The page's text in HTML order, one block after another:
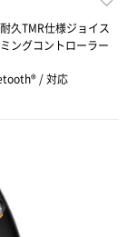
久TMR仕様ジョイス
ングコントローラー
/ 対応